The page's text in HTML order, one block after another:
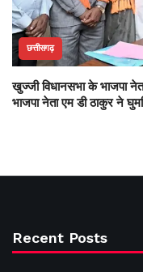
छत्तीसगढ़
खुज्जी विधानसभा के भाजपा
भाजपा नेता एम डी ठाकुर ने
Recent Posts